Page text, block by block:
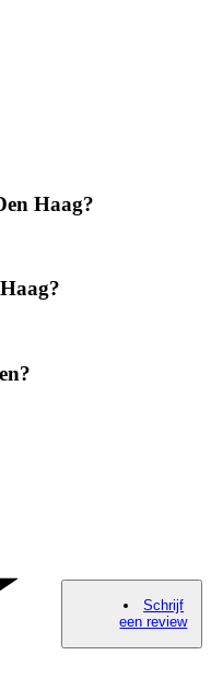
Haag?
Schrijf
een review